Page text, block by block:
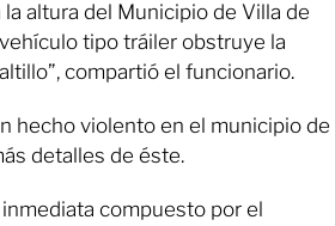
altura del Municipio de Villa de
tipo tráiler obstruye la
compartió el funcionario.
hecho violento en el municipio de
detalles de éste.
compuesto por el